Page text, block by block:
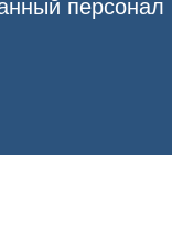
персонал